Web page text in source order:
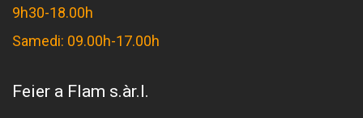
9h30-18.00h
Samedi: 09.00h-17.00h
Feier a Flam s.àr.l.